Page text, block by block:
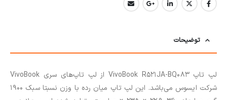
توضیحات
لپ تاپ VivoBook R521JA-BQ083 از لپ تاپ‌های سری VivoBook
شرکت ایسوس می‌باشد. این لپ تاپ میان رده با وزن نسبتا سبک 1900